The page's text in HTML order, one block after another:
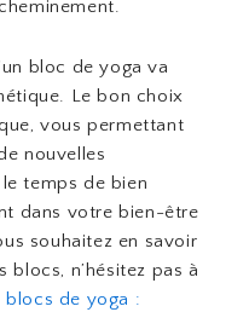
bloc de yoga va
Le bon choix
vous permettant
nouvelles
temps de bien
dans votre bien-être
souhaitez en savoir
blocs, n’hésitez pas à
blocs de yoga :